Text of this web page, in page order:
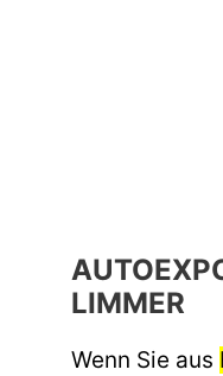
LIMMER
Wenn Sie aus